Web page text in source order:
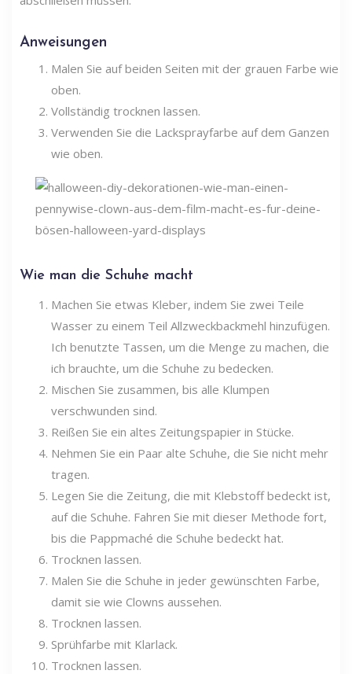
Anweisungen
Malen Sie auf beiden Seiten mit der grauen Farbe wie
oben.
Vollständig trocknen lassen.
Verwenden Sie die Lacksprayfarbe auf dem Ganzen
wie oben.
Wie man die Schuhe macht
Machen Sie etwas Kleber, indem Sie zwei Teile
Wasser zu einem Teil Allzweckbackmehl hinzufügen.
Ich benutzte Tassen, um die Menge zu machen, die
ich brauchte, um die Schuhe zu bedecken.
Mischen Sie zusammen, bis alle Klumpen
verschwunden sind.
Reißen Sie ein altes Zeitungspapier in Stücke.
Nehmen Sie ein Paar alte Schuhe, die Sie nicht mehr
tragen.
Legen Sie die Zeitung, die mit Klebstoff bedeckt ist,
auf die Schuhe. Fahren Sie mit dieser Methode fort,
bis die Pappmaché die Schuhe bedeckt hat.
Trocknen lassen.
Malen Sie die Schuhe in jeder gewünschten Farbe,
damit sie wie Clowns aussehen.
Trocknen lassen.
Sprühfarbe mit Klarlack.
Trocknen lassen.